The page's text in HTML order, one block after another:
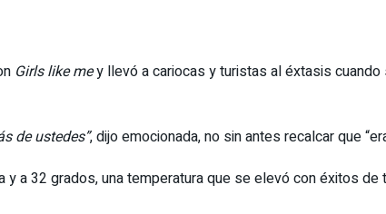
Girls like mey llevó a cariocas y turistas al éxtasis cuando
de ustedes”, dijo emocionada, no sin antes recalcar que
y a 32 grados, una temperatura que se elevó con éxitos